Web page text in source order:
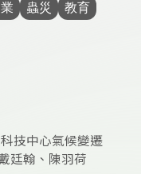
蟲災 教育
技中心氣候變遷
廷翰、陳羽荷